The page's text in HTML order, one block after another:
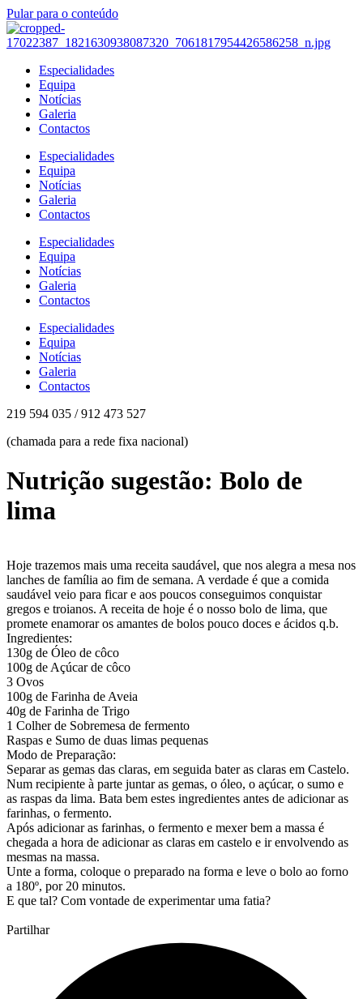
Pular para o conteúdo
Especialidades
Equipa
Notícias
Galeria
Contactos
Especialidades
Equipa
Notícias
Galeria
Contactos
Especialidades
Equipa
Notícias
Galeria
Contactos
Especialidades
Equipa
Notícias
Galeria
Contactos
219 594 035 / 912 473 527
(chamada para a rede fixa nacional)
Nutrição sugestão: Bolo de
lima
Hoje trazemos mais uma receita saudável, que nos alegra a mesa nos
lanches de família ao fim de semana. A verdade é que a comida
saudável veio para ficar e aos poucos conseguimos conquistar
gregos e troianos. A receita de hoje é o nosso bolo de lima, que
promete enamorar os amantes de bolos pouco doces e ácidos q.b.
Ingredientes:
130g de Óleo de côco
100g de Açúcar de côco
3 Ovos
100g de Farinha de Aveia
40g de Farinha de Trigo
1 Colher de Sobremesa de fermento
Raspas e Sumo de duas limas pequenas
Modo de Preparação:
Separar as gemas das claras, em seguida bater as claras em Castelo.
Num recipiente à parte juntar as gemas, o óleo, o açúcar, o sumo e
as raspas da lima. Bata bem estes ingredientes antes de adicionar as
farinhas, o fermento.
Após adicionar as farinhas, o fermento e mexer bem a massa é
chegada a hora de adicionar as claras em castelo e ir envolvendo as
mesmas na massa.
Unte a forma, coloque o preparado na forma e leve o bolo ao forno
a 180º, por 20 minutos.
E que tal? Com vontade de experimentar uma fatia?
Partilhar